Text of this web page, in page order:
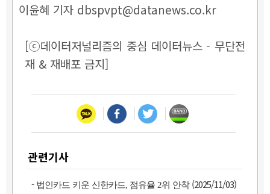
이윤혜 기자 dbspvpt@datanews.co.kr
[ⓒ데이터저널리즘의 중심 데이터뉴스 - 무단전
재 & 재배포 금지]
관련기사
- 법인카드 키운 신한카드, 점유율 2위 안착(2025/11/03)